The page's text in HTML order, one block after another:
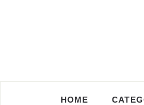
HOME